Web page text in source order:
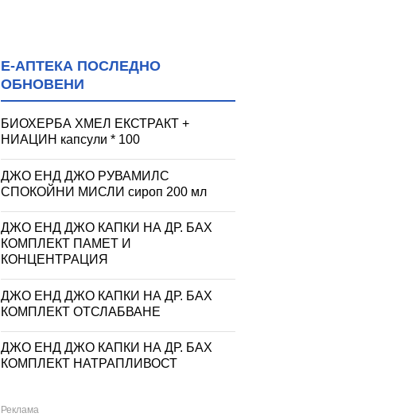
Е-АПТЕКА ПОСЛЕДНО
ОБНОВЕНИ
БИОХЕРБА ХМЕЛ ЕКСТРАКТ +
НИАЦИН капсули * 100
ДЖО ЕНД ДЖО РУВАМИЛС
СПОКОЙНИ МИСЛИ сироп 200 мл
ДЖО ЕНД ДЖО КАПКИ НА ДР. БАХ
КОМПЛЕКТ ПАМЕТ И
КОНЦЕНТРАЦИЯ
ДЖО ЕНД ДЖО КАПКИ НА ДР. БАХ
КОМПЛЕКТ ОТСЛАБВАНЕ
ДЖО ЕНД ДЖО КАПКИ НА ДР. БАХ
КОМПЛЕКТ НАТРАПЛИВОСТ